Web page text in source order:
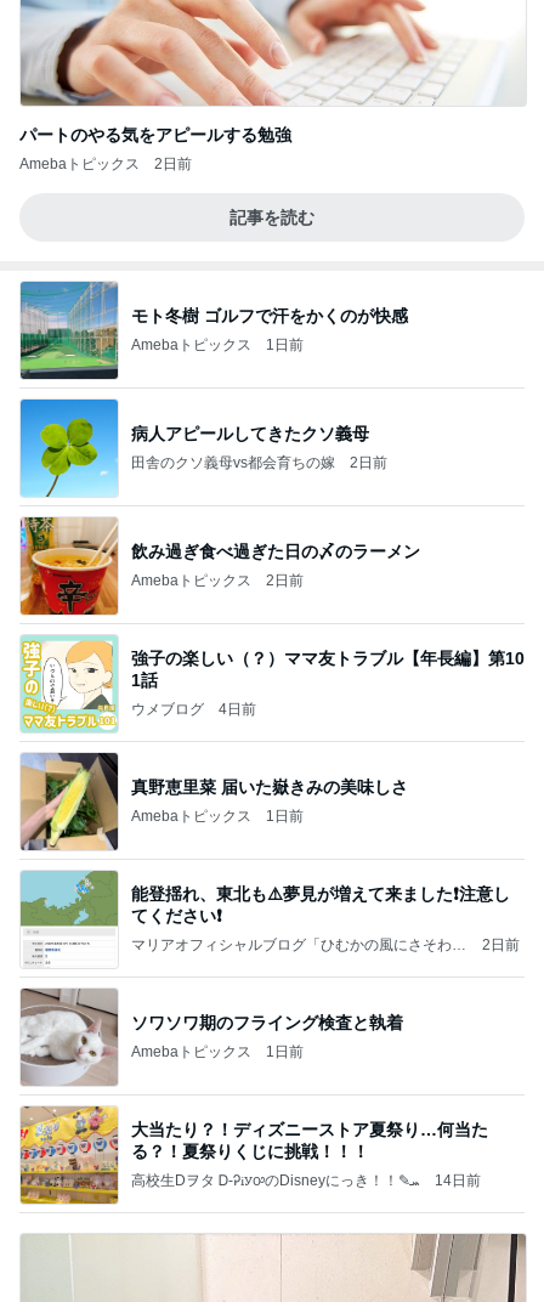
パートのやる気をアピールする勉強
Amebaトピックス 2日前
記事を読む
モト冬樹 ゴルフで汗をかくのが快感
Amebaトピックス 1日前
病人アピールしてきたクソ義母
田舎のクソ義母vs都会育ちの嫁 2日前
飲み過ぎ食べ過ぎた日の〆のラーメン
Amebaトピックス 2日前
強子の楽しい（？）ママ友トラブル【年長編】第10
1話
ウメブログ 4日前
真野恵里菜 届いた嶽きみの美味しさ
Amebaトピックス 1日前
能登揺れ、東北も⚠️夢見が増えて来ました❗️注意し
てください❗️
マリアオフィシャルブログ「ひむかの風にさそわれ
2日前
ソワソワ期のフライング検査と執着
Amebaトピックス 1日前
大当たり？！ディズニーストア夏祭り…何当た
る？！夏祭りくじに挑戦！！！
高校生Dヲタ Ꭰ-ᎮꭵꭹꭴのDisneyにっき！！✎ܚ 14日前